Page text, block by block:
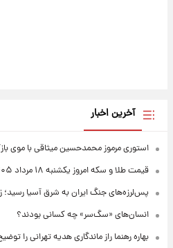
آخرین اخبار
استوری مرموز محمدحسین میثاقی با موی
قیمت طلا و سکه امروز یکشنبه ۱۸ مرداد ۱۴۰۵/کاهش قیمت طلا و سکه
پس‌لرزه‌های جنگ ایران به شرق آسیا رسید؛
انسان‌های «سگ‌سر» چه کسانی بودند؟
بهاره رهنما راز ماندگاری هدیه تهرانی را